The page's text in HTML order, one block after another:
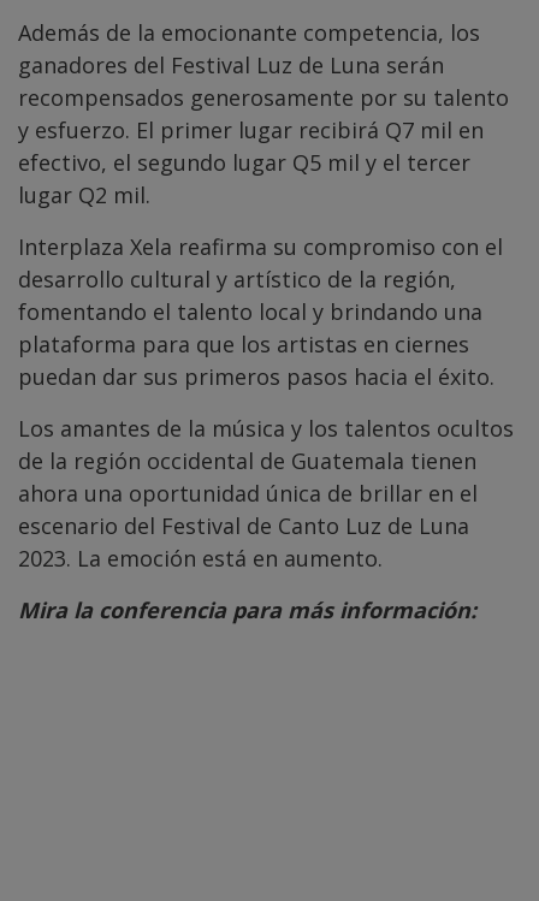
Además de la emocionante competencia, los
ganadores del Festival Luz de Luna serán
recompensados generosamente por su talento
y esfuerzo. El primer lugar recibirá Q7 mil en
efectivo, el segundo lugar Q5 mil y el tercer
lugar Q2 mil.
Interplaza Xela reafirma su compromiso con el
desarrollo cultural y artístico de la región,
fomentando el talento local y brindando una
plataforma para que los artistas en ciernes
puedan dar sus primeros pasos hacia el éxito.
Los amantes de la música y los talentos ocultos
de la región occidental de Guatemala tienen
ahora una oportunidad única de brillar en el
escenario del Festival de Canto Luz de Luna
2023. La emoción está en aumento.
Mira la conferencia para más información: